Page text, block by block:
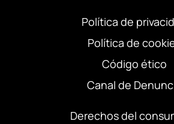
Política de
Política de
Código ético
Canal de
Derechos del